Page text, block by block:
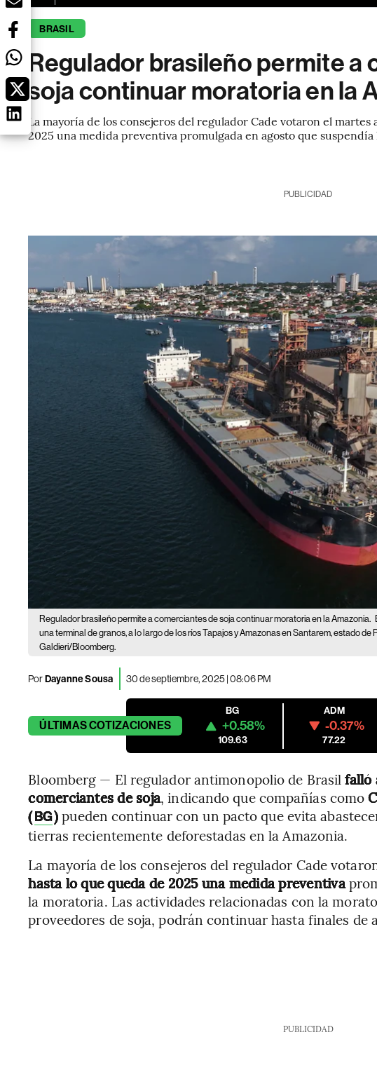
BRASIL
Regulador brasileño permite a
soja continuar moratoria en la
La mayoría de los consejeros del regulador Cade votaron el
2025 una medida preventiva promulgada en agosto que suspendía
PUBLICIDAD
Regulador brasileño permite a comerciantes de soja continuar moratoria en la Amazonia.
una terminal de granos, a lo largo de los ríos Tapajos y Amazonas en Santarem, estado de
Galdieri/Bloomberg.
PorDayanne Sousa 30 de septiembre, 2025 | 08:06 PM
ÚLTIMASCOTIZACIONES
BG
+0.58%
109.63
ADM
-0.37%
77.22
Bloomberg — El regulador antimonopolio de Brasil falló
comerciantes de soja, indicando que compañías como
(BG)pueden continuar con un pacto que evita
tierras recientemente deforestadas en la Amazonia.
La mayoría de los consejeros del regulador Cade
hasta lo que queda de 2025 una medida preventiva
la moratoria. Las actividades relacionadas con la
proveedores de soja, podrán continuar hasta finales de
PUBLICIDAD